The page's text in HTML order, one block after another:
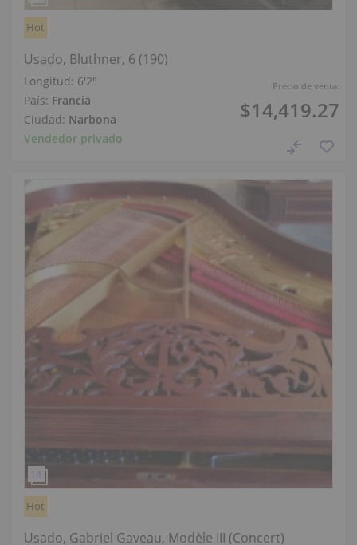
Precio de venta:
$14,419.27
Hot
Usado, Bluthner, 6 (190)
Longitud: 6′2″
País: Francia
Ciudad: Narbona
Vendedor privado
Hot
Usado, Gabriel Gaveau, Modèle III (Concert)